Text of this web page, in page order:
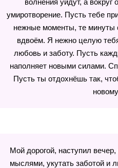
волнения уйдут, а вокруг
умиротворение. Пусть тебе
нежные моменты, те минуты
вдвоём. Я нежно целую
любовь и заботу. Пусть
наполняет новыми силами.
Пусть ты отдохнёшь так,
Мой дорогой, наступил
мыслями, укутать заботой и